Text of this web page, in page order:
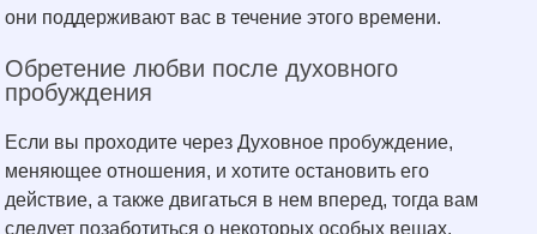
они поддерживают вас в течение этого времени.
Обретение любви после духовного
пробуждения
Если вы проходите через Духовное пробуждение,
меняющее отношения, и хотите остановить его
действие, а также двигаться в нем вперед, тогда вам
следует позаботиться о некоторых особых вещах.